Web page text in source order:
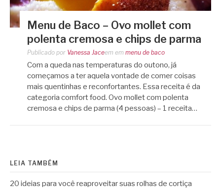
Menu de Baco – Ovo mollet com
polenta cremosa e chips de parma
Publicado por Vanessa Jaceem em menu de baco
Com a queda nas temperaturas do outono, já
começamos a ter aquela vontade de comer coisas
mais quentinhas e reconfortantes. Essa receita é da
categoria comfort food. Ovo mollet com polenta
cremosa e chips de parma (4 pessoas) – 1 receita…
LEIA TAMBÉM
20 ideias para você reaproveitar suas rolhas de cortiça